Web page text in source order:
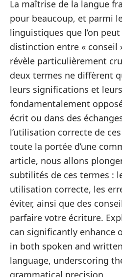
La maîtrise de la langue
pour beaucoup, et parmi
linguistiques que l’on
distinction entre « conseil
révèle particulièrement
deux termes ne diffèrent
leurs significations et
fondamentalement
écrit ou dans des
l’utilisation correcte de
toute la portée d’une
article, nous allons
subtilités de ces termes :
utilisation correcte, les
éviter, ainsi que des
parfaire votre écriture.
can significantly enhance
in both spoken and
language, underscoring
grammatical precision.